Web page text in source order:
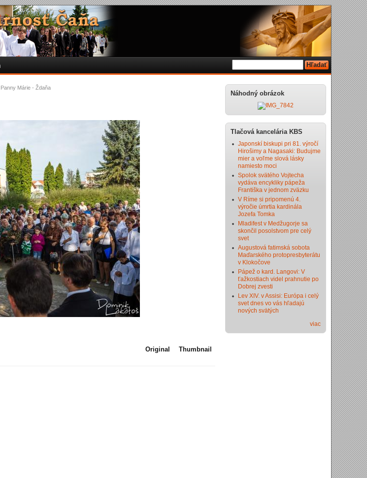
Márie - Ždaňa
Original Thumbnail
Náhodný obrázok
Tlačová kancelária KBS
Japonskí biskupi pri 81. výročí
Hirošimy a Nagasaki: Budujme
mier a voľme slová lásky
namiesto moci
Spolok svätého Vojtecha
vydáva encykliky pápeža
Františka v jednom zväzku
V Ríme si pripomenú 4.
výročie úmrtia kardinála
Jozefa Tomka
Mladifest v Medžugorje sa
skončil posolstvom pre celý
svet
Augustová fatimská sobota
Maďarského protopresbyterátu
v Klokočove
Pápež o kard. Langovi: V
ťažkostiach videl prahnutie po
Dobrej zvesti
Lev XIV. v Assisi: Európa i celý
svet dnes vo vás hľadajú
nových svätých
viac